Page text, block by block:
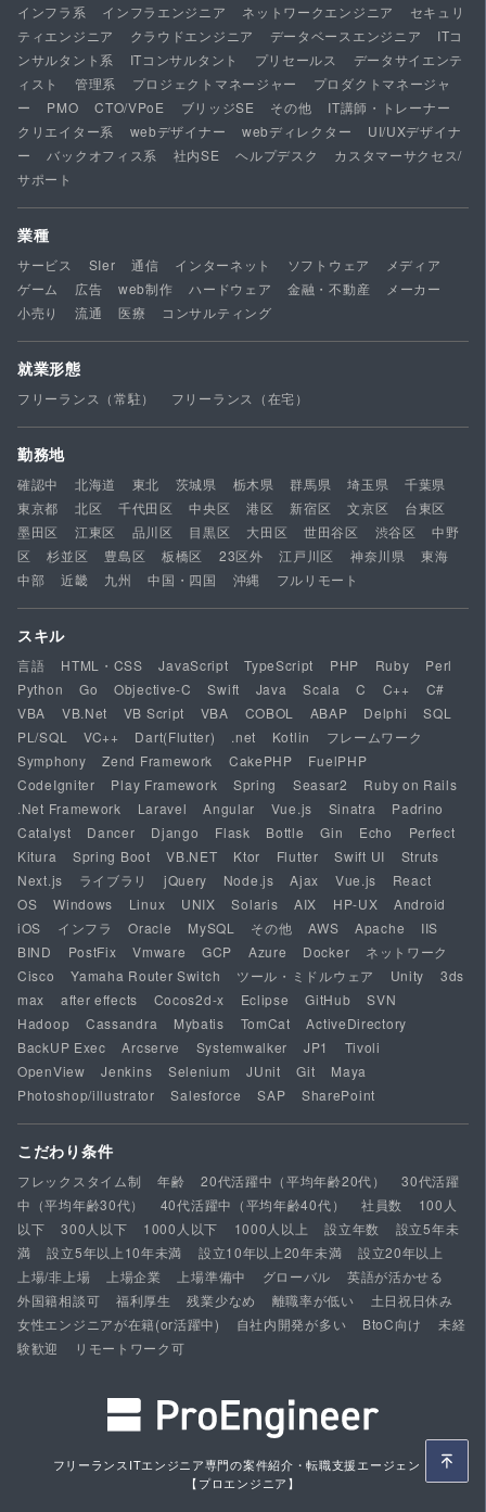
インフラ系
インフラエンジニア ネットワークエンジニア
セキュリ
ティエンジニア
クラウドエンジニア データベースエンジニア
ITコ
ンサルタント系
ITコンサルタント プリセールス
データサイエンテ
ィスト
管理系 プロジェクトマネージャー
プロダクトマネージャ
ー
PMO CTO/VPoE ブリッジSE その他
IT講師・トレーナー
クリエイター系
webデザイナー webディレクター
UI/UXデザイナ
ー
バックオフィス系 社内SE ヘルプデスク
カスタマーサクセス/
サポート
業種
サービス SIer 通信 インターネット ソフトウェア
メディア
ゲーム
広告 web制作 ハードウェア 金融・不動産
メーカー
小売り
流通 医療 コンサルティング
就業形態
フリーランス（常駐） フリーランス（在宅）
勤務地
確認中 北海道 東北 茨城県 栃木県 群馬県 埼玉県
千葉県
東京都
北区 千代田区 中央区 港区 新宿区 文京区
台東区
墨田区
江東区 品川区 目黒区 大田区 世田谷区 渋谷区
中野
区
杉並区 豊島区 板橋区 23区外 江戸川区 神奈川県
東海
中部
近畿 九州 中国・四国 沖縄 フルリモート
スキル
言語 HTML・CSS JavaScript TypeScript PHP Ruby
Perl
Python
Go Objective-C Swift Java Scala C C++
C#
VBA
VB.Net VB Script VBA COBOL ABAP Delphi
SQL
PL/SQL
VC++ Dart(Flutter) .net Kotlin
フレームワーク
Symphony
Zend Framework CakePHP
FuelPHP
CodeIgniter
Play Framework Spring Seasar2
Ruby on Rails
.Net Framework
Laravel Angular Vue.js Sinatra
Padrino
Catalyst
Dancer Django Flask Bottle Gin Echo
Perfect
Kitura
Spring Boot VB.NET Ktor Flutter Swift UI
Struts
Next.js
ライブラリ jQuery Node.js Ajax Vue.js
React
OS
Windows Linux UNIX Solaris AIX HP-UX
Android
iOS
インフラ Oracle MySQL その他 AWS Apache
IIS
BIND
PostFix Vmware GCP Azure Docker
ネットワーク
Cisco
Yamaha Router Switch ツール・ミドルウェア Unity
3ds
max
after effects Cocos2d-x Eclipse GitHub
SVN
Hadoop
Cassandra Mybatis TomCat
ActiveDirectory
BackUP Exec
Arcserve Systemwalker JP1
Tivoli
OpenView
Jenkins Selenium JUnit Git
Maya
Photoshop/illustrator
Salesforce SAP SharePoint
こだわり条件
フレックスタイム制 年齢 20代活躍中（平均年齢20代）
30代活躍
中（平均年齢30代）
40代活躍中（平均年齢40代） 社員数
100人
以下
300人以下 1000人以下 1000人以上 設立年数
設立5年未
満
設立5年以上10年未満 設立10年以上20年未満
設立20年以上
上場/非上場
上場企業 上場準備中 グローバル
英語が活かせる
外国籍相談可
福利厚生 残業少なめ 離職率が低い
土日祝日休み
女性エンジニアが在籍(or活躍中)
自社内開発が多い BtoC向け
未経
験歓迎
リモートワーク可
フリーランスITエンジニア専門の案件紹介・転職支援エージェント
【プロエンジニア】